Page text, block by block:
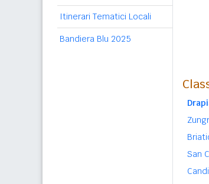
Itinerari Tematici Locali
Bandiera Blu 2025
San